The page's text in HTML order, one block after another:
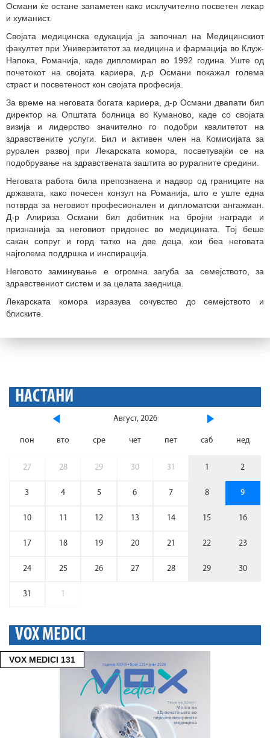
Османи ќе остане запаметен како исклучително посветен лекар
и хуманист.
Својата медицинска едукација ја започнал на Медицинскиот
факултет при Универзитетот за медицина и фармација во Клуж-
Напока, Романија, каде дипломирал во 1992 година. Уште од
почетокот на својата кариера, д-р Османи покажал голема
страст и посветеност кон својата професија.
За време на неговата богата кариера, д-р Османи двапати бил
директор на Општата болница во Куманово, каде со својата
визија и лидерство значително го подобри квалитетот на
здравствените услуги. Бил и активен член на Комисијата за
рурален развој при Лекарската комора, посветувајќи се на
подобрување на здравствената заштита во руралните средини.
Неговата работа била препознаена и надвор од границите на
државата, како почесен конзул на Романија, што е уште една
потврда за неговиот професионален и дипломатски ангажман.
Д-р Алириза Османи бил добитник на бројни награди и
признанија за неговиот придонес во медицината. Тој беше
сакан сопруг и горд татко на две деца, кои беа неговата
најголема поддршка и инспирација.
Неговото заминување е огромна загуба за семејството, за
здравствениот систем и за целата заедница.
Лекарската комора изразува сочувство до семејството и
блиските.
НАСТАНИ
Август, 2026
пон вто сре чет пет саб нед
27 28 29 30 31 1 2
3 4 5 6 7 8 9
10 11 12 13 14 15 16
17 18 19 20 21 22 23
24 25 26 27 28 29 30
31 1
VOX MEDICI
VOX MEDICI 131